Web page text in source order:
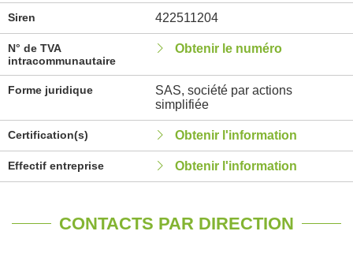
Siren 422511204
N° de TVA
intracommunautaire
Obtenir le numéro
Forme juridique
SAS, société par actions
simplifiée
Certification(s) Obtenir l'information
Effectif entreprise Obtenir l'information
CONTACTS PAR DIRECTION